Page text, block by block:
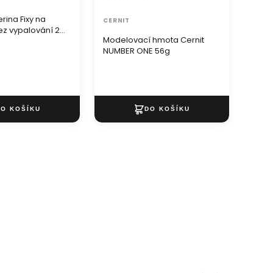
Fixy na
vypalování 2
Modelovací hmota Cernit
NUMBER ONE 56g
CERNIT